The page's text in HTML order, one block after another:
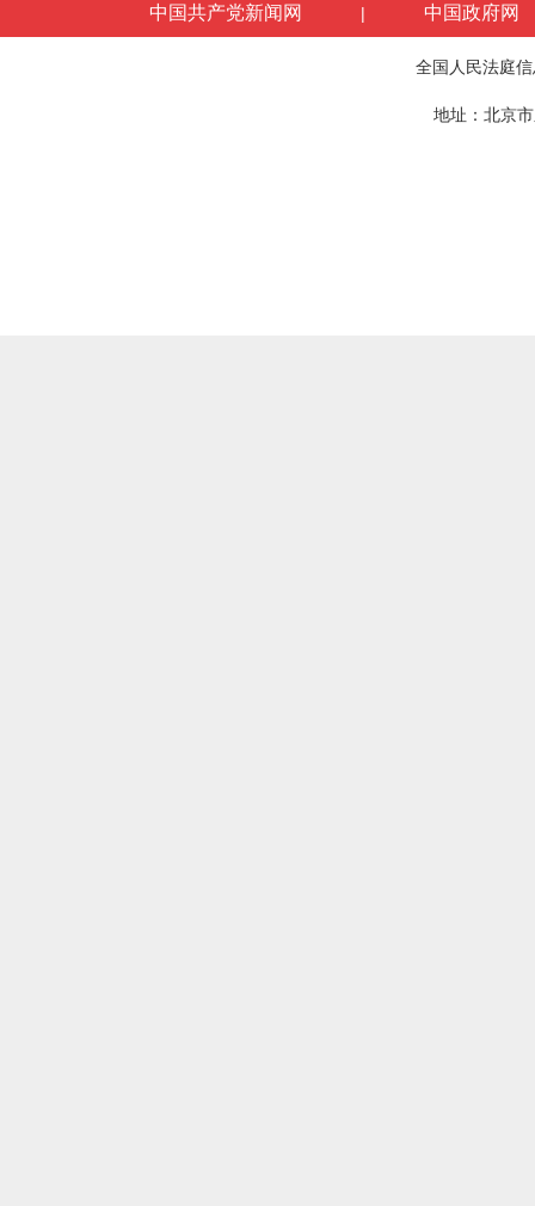
中国共产党新闻网 | 中国政府网
全国人民法庭
地址：北京